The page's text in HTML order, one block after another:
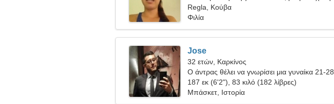
αγάπης
Regla, Κούβα
Φιλία
Jose
32 ετών, Καρκίνος
Ο άντρας θέλει να γνωρίσει μια γυναίκα 21-28
187 εκ (6'2"), 83 κιλό (182 λίβρες)
Μπάσκετ, Ιστορία